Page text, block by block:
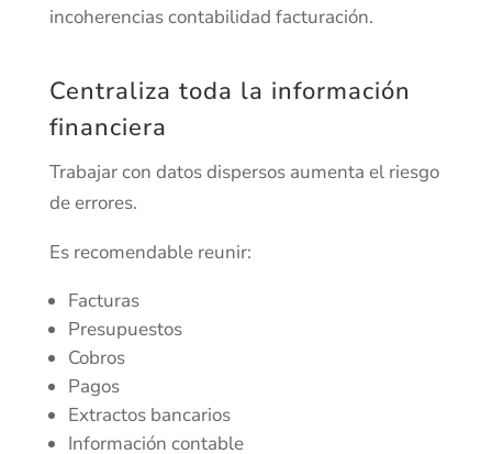
incoherencias contabilidad facturación.
Centraliza toda la información
financiera
Trabajar con datos dispersos aumenta el riesgo
de errores.
Es recomendable reunir:
Facturas
Presupuestos
Cobros
Pagos
Extractos bancarios
Información contable